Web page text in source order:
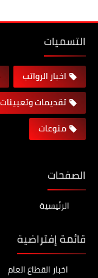
التسميات
اخبار الرواتب
تقديمات
منوعات
الصفحات
الرئيسية
قائمة إفتراضية
اخبار القطاع العام